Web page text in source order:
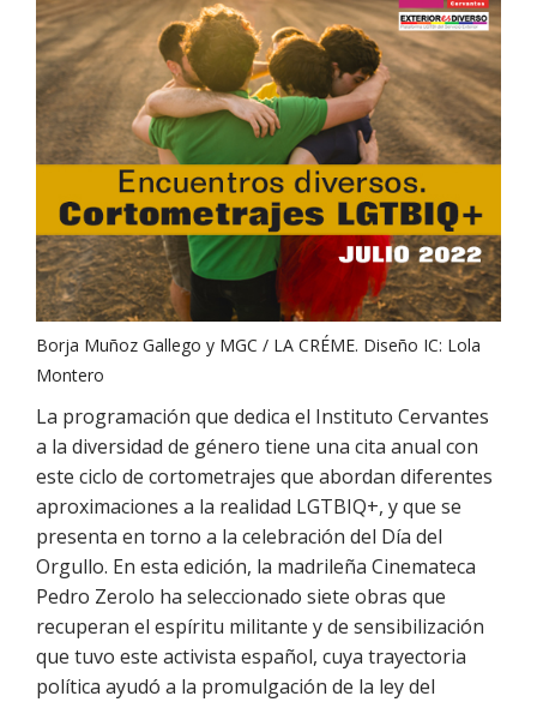
Borja Muñoz Gallego y MGC / LA CRÉME. Diseño IC: Lola
Montero
La programación que dedica el Instituto Cervantes
a la diversidad de género tiene una cita anual con
este ciclo de cortometrajes que abordan diferentes
aproximaciones a la realidad LGTBIQ+, y que se
presenta en torno a la celebración del Día del
Orgullo. En esta edición, la madrileña Cinemateca
Pedro Zerolo ha seleccionado siete obras que
recuperan el espíritu militante y de sensibilización
que tuvo este activista español, cuya trayectoria
política ayudó a la promulgación de la ley del